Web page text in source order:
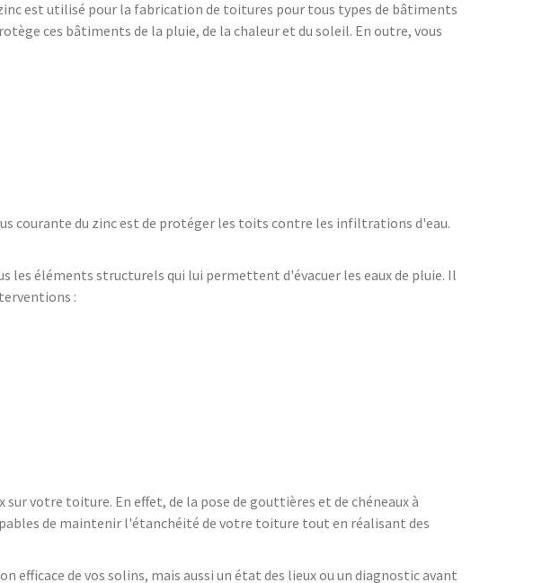
est utilisé pour la fabrication de toitures pour tous types de bâtiments
ces bâtiments de la pluie, de la chaleur et du soleil. En outre, vous
courante du zinc est de protéger les toits contre les infiltrations d'eau.
éléments structurels qui lui permettent d'évacuer les eaux de pluie. Il
:
votre toiture. En effet, de la pose de gouttières et de chéneaux à
de maintenir l'étanchéité de votre toiture tout en réalisant des
de vos solins, mais aussi un état des lieux ou un diagnostic avant